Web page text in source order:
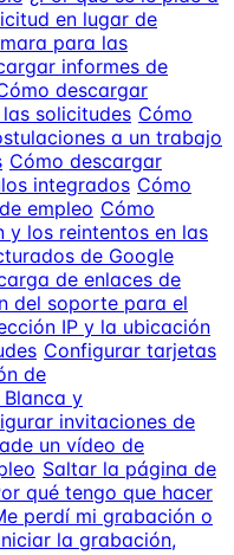
en lugar de
para las
informes de
descargar
solicitudes Cómo
a un trabajo
Cómo descargar
integrados Cómo
empleo Cómo
y los reintentos en las
de Google
de enlaces de
del soporte para el
IP y la ubicación
Configurar tarjetas
de
y
invitaciones de
un vídeo de
Saltar la página de
qué tengo que hacer
perdí mi grabación o
la grabación,